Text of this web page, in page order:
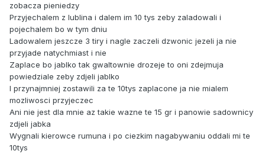
zobacza pieniedzy
Przyjechalem z lublina i dalem im 10 tys zeby zaladowali i
pojechalem bo w tym dniu
Ladowalem jeszcze 3 tiry i nagle zaczeli dzwonic jezeli ja nie
przyjade natychmiast i nie
Zaplace bo jablko tak gwaltownie drozeje to oni zdejmuja
powiedziale zeby zdjeli jablko
I przynajmniej zostawili za te 10tys zaplacone ja nie mialem
mozliwosci przyjeczec
Ani nie jest dla mnie az takie wazne te 15 gr i panowie sadownicy
zdjeli jabka
Wygnali kierowce rumuna i po ciezkim nagabywaniu oddali mi te
10tys